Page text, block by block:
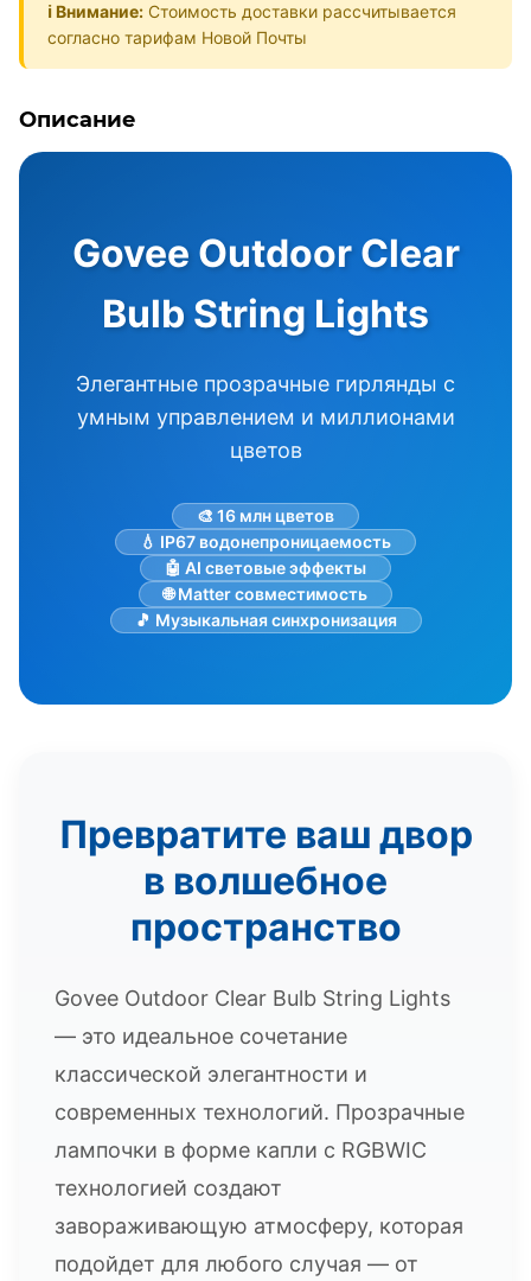
ℹ️ Внимание: Стоимость доставки рассчитывается
согласно тарифам Новой Почты
Описание
Govee Outdoor Clear
Bulb String Lights
Элегантные прозрачные гирлянды с
умным управлением и миллионами
цветов
🎨 16 млн цветов
💧 IP67 водонепроницаемость
🤖 AI световые эффекты
🌐 Matter совместимость
🎵 Музыкальная синхронизация
Превратите ваш двор
в волшебное
пространство
Govee Outdoor Clear Bulb String Lights
— это идеальное сочетание
классической элегантности и
современных технологий. Прозрачные
лампочки в форме капли с RGBWIC
технологией создают
завораживающую атмосферу, которая
подойдет для любого случая — от